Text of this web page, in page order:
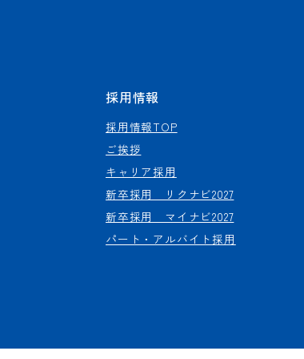
採用情報
採用情報TOP
ご挨拶
キャリア採用
新卒採用 リクナビ2027
新卒採用 マイナビ2027
パート・アルバイト採用